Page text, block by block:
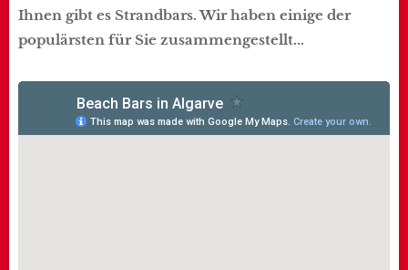
Ihnen gibt es Strandbars. Wir haben einige der
populärsten für Sie zusammengestellt...